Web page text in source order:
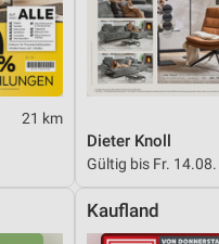
21 km
Dieter Knoll
Gültig bis Fr. 14.08.
Kaufland